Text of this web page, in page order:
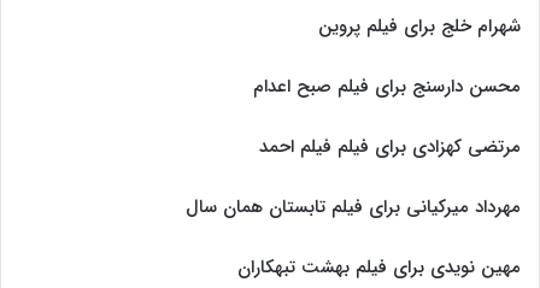
شهرام خلج برای فیلم پروین
محسن دارسنج برای فیلم صبح اعدام
مرتضی کهزادی برای فیلم فیلم احمد
مهرداد میرکیانی برای فیلم تابستان همان سال
مهین نویدی برای فیلم بهشت تبهکاران